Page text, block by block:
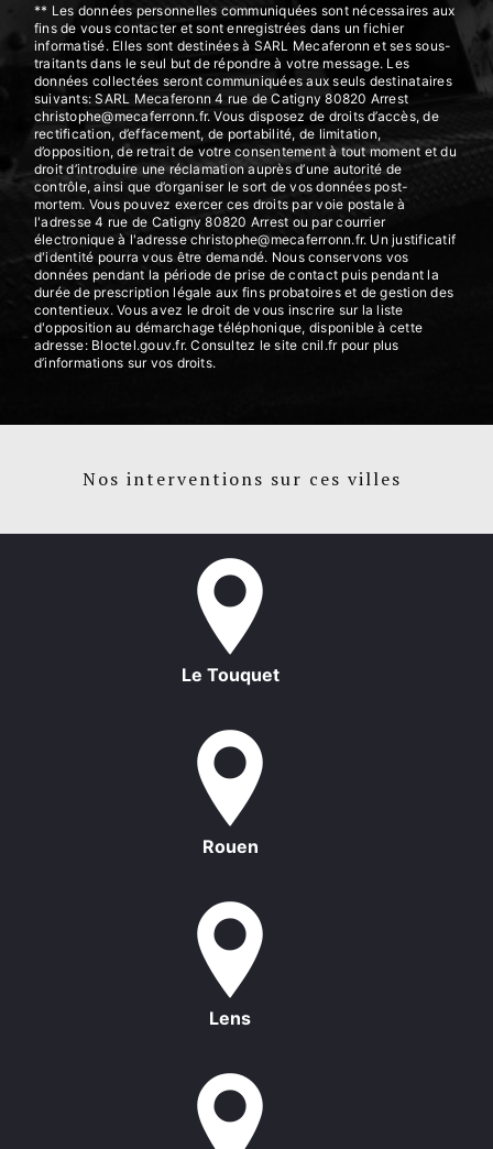
** Les données personnelles communiquées sont nécessaires aux
fins de vous contacter et sont enregistrées dans un fichier
informatisé. Elles sont destinées à SARL Mecaferonn et ses sous-
traitants dans le seul but de répondre à votre message. Les
données collectées seront communiquées aux seuls destinataires
suivants: SARL Mecaferonn 4 rue de Catigny 80820 Arrest
christophe@mecaferronn.fr. Vous disposez de droits d’accès, de
rectification, d’effacement, de portabilité, de limitation,
d’opposition, de retrait de votre consentement à tout moment et du
droit d’introduire une réclamation auprès d’une autorité de
contrôle, ainsi que d’organiser le sort de vos données post-
mortem. Vous pouvez exercer ces droits par voie postale à
l'adresse 4 rue de Catigny 80820 Arrest ou par courrier
électronique à l'adresse christophe@mecaferronn.fr. Un justificatif
d'identité pourra vous être demandé. Nous conservons vos
données pendant la période de prise de contact puis pendant la
durée de prescription légale aux fins probatoires et de gestion des
contentieux. Vous avez le droit de vous inscrire sur la liste
d'opposition au démarchage téléphonique, disponible à cette
adresse: Bloctel.gouv.fr. Consultez le site cnil.fr pour plus
d’informations sur vos droits.
Nos interventions sur ces villes
Le Touquet
Rouen
Lens